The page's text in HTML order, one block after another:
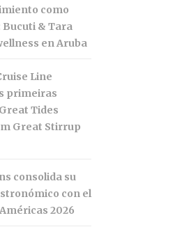
como
& Tara
en Aruba
Line
primeiras
Tides
Great Stirrup
consolida su
con el
2026